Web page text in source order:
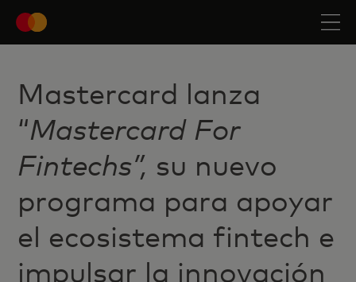
Mastercard lanza
“Mastercard For
Fintechs”, su nuevo
programa para apoyar
el ecosistema fintech e
impulsar la innovación